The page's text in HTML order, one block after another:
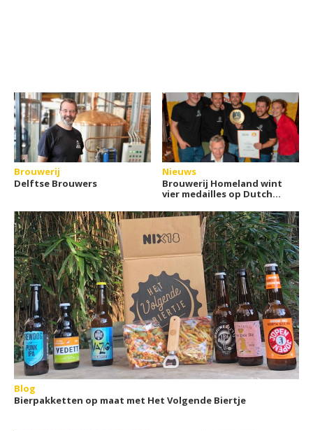
Brouwerij
Delftse Brouwers
Nieuws
Brouwerij Homeland wint
vier medailles op Dutch
Blog
Bierpakketten op maat met Het Volgende Biertje